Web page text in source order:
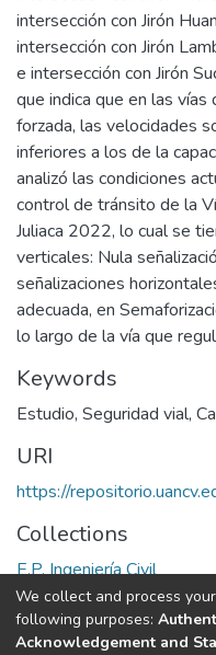
intersección con Jirón
intersección con Jirón
e intersección con Jirón
que indica que en las
forzada, las velocidades
inferiores a los de la
analizó las condiciones
control de tránsito de la
Juliaca 2022, lo cual se
verticales: Nula
señalizaciones
adecuada, en
lo largo de la vía que
Keywords
Estudio, Seguridad vial,
URI
https://
Collections
E.P. Ingeniería Civil
Full item page
We collect and process
following purposes:
Acknowledgement and